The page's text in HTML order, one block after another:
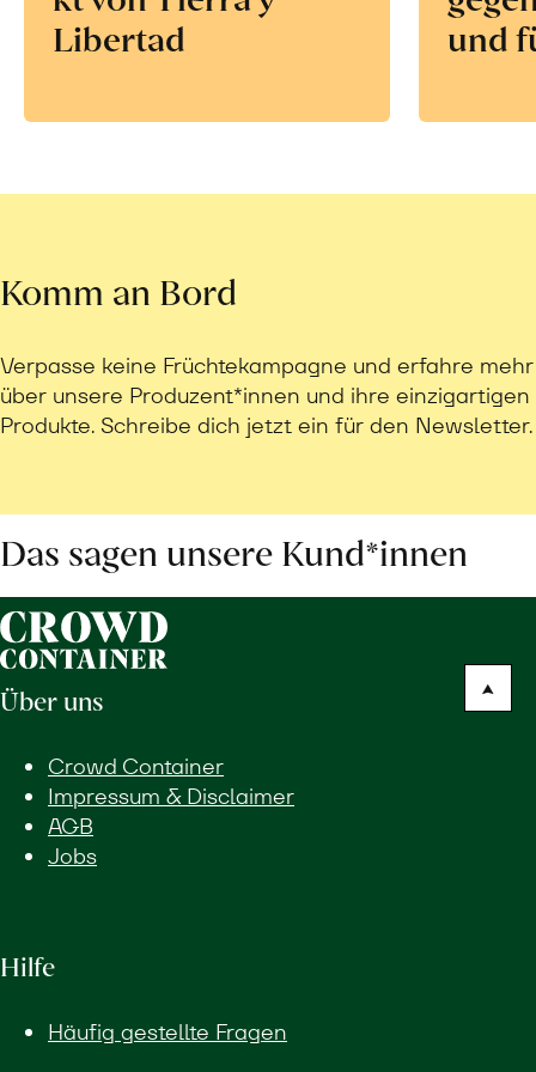
Libertad
und
Komm an Bord
Verpasse keine Früchtekampagne und erfahre mehr
über unsere Produzent*innen und ihre einzigartigen
Produkte. Schreibe dich jetzt ein für den Newsletter.
Das sagen unsere Kund*innen
Über uns
Crowd Container
Impressum & Disclaimer
AGB
Jobs
Hilfe
Häufig gestellte Fragen